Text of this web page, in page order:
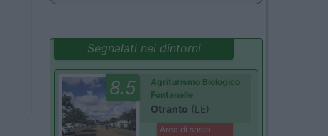
Segnalati nei dintorni
8.5
Agriturismo Biologico
Fontanelle
Otranto (LE)
Area di sosta